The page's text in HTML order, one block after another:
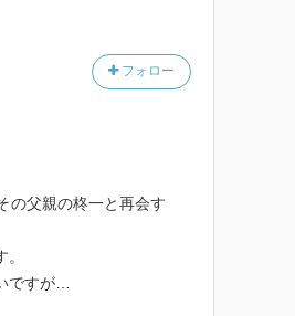
フォロー
の父親の柊一と再会す
ですが…